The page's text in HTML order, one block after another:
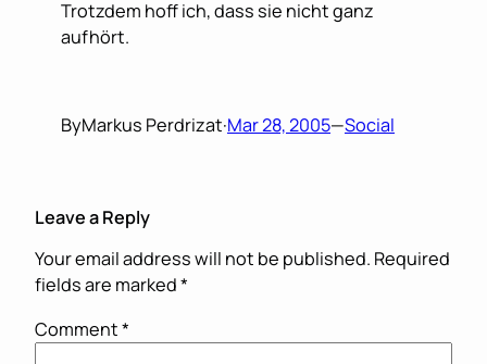
Trotzdem hoff ich, dass sie nicht ganz
aufhört.
ByMarkus Perdrizat·Mar 28, 2005—Social
Leave a Reply
Your email address will not be published. Required
fields are marked*
Comment*